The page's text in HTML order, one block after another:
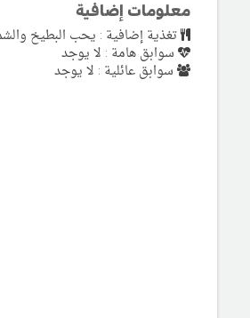
معلومات إضافية
تغذية إضافية : يحب البطيخ
سوابق هامة : لا يوجد
سوابق عائلية : لا يوجد